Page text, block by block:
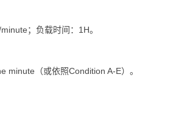
；负载时间：1H。
minute（或依照Condition A-E）。